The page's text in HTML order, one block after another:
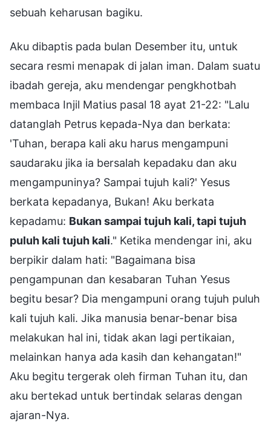
sebuah keharusan bagiku.
Aku dibaptis pada bulan Desember itu, untuk
secara resmi menapak di jalan iman. Dalam suatu
ibadah gereja, aku mendengar pengkhotbah
membaca Injil Matius pasal 18 ayat 21-22: "Lalu
datanglah Petrus kepada-Nya dan berkata:
'Tuhan, berapa kali aku harus mengampuni
saudaraku jika ia bersalah kepadaku dan aku
mengampuninya? Sampai tujuh kali?' Yesus
berkata kepadanya, Bukan! Aku berkata
kepadamu: Bukan sampai tujuh kali, tapi tujuh
puluh kali tujuh kali." Ketika mendengar ini, aku
berpikir dalam hati: "Bagaimana bisa
pengampunan dan kesabaran Tuhan Yesus
begitu besar? Dia mengampuni orang tujuh puluh
kali tujuh kali. Jika manusia benar-benar bisa
melakukan hal ini, tidak akan lagi pertikaian,
melainkan hanya ada kasih dan kehangatan!"
Aku begitu tergerak oleh firman Tuhan itu, dan
aku bertekad untuk bertindak selaras dengan
ajaran-Nya.